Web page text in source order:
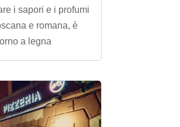
i sapori e i profumi
e romana, è
a legna